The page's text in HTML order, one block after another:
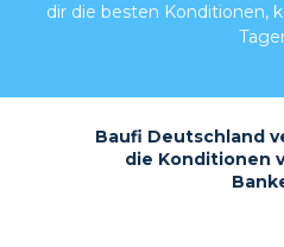
dir die besten Konditionen,
Baufi Deutschland
die Konditionen